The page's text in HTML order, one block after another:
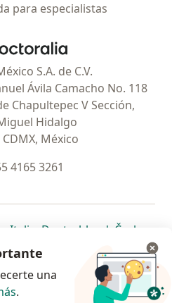
para especialistas
Doctoralia - Página de inicio
S.A. de C.V.
Ávila Camacho No. 118
Chapultepec V Sección,
Hidalgo
CDMX, México
4165 3261
pestaña
en una nueva pestaña
se abre en una nueva pestaña
Italia se abre en una nueva
Deutschlandse abre en
Česko
nueva pestaña
en una nueva pestaña
se abre en una nueva pestaña
Brasil se abre en una nueva
se abre en
se
se abre en una nueva
© 2026 - Encuentra tu
una
.